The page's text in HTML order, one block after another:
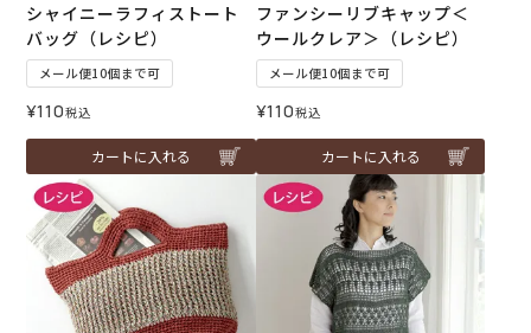
シャイニーラフィストート
バッグ（レシピ）
メール便10個まで可
¥110税込
カートに入れる
ファンシーリブキャップ＜
ウールクレア＞（レシピ）
メール便10個まで可
¥110税込
カートに入れる